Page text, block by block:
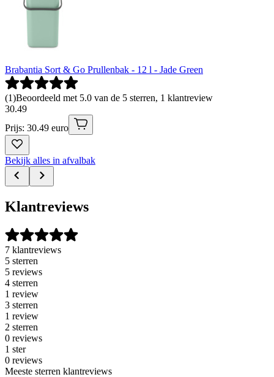
Brabantia Sort & Go Prullenbak - 12 l - Jade Green
(1)Beoordeeld met 5.0 van de 5 sterren, 1 klantreview
30.49
Prijs: 30.49 euro
Bekijk alles in afvalbak
Klantreviews
7 klantreviews
5 sterren
5 reviews
4 sterren
1 review
3 sterren
1 review
2 sterren
0 reviews
1 ster
0 reviews
Meeste sterren klantreviews